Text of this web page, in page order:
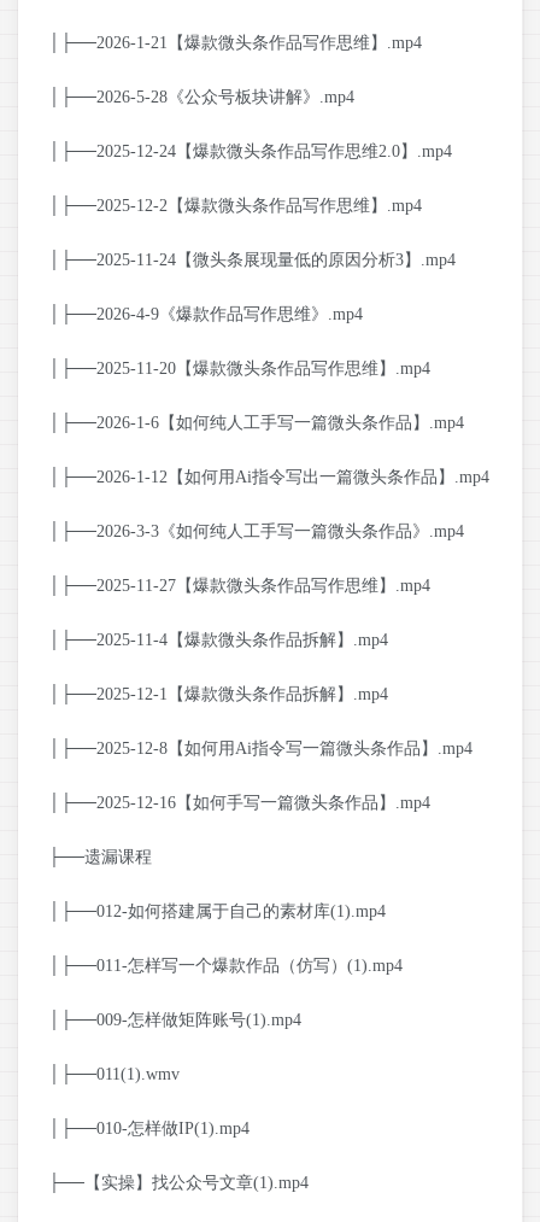
│├──2026-1-21【爆款微头条作品写作思维】.mp4
│├──2026-5-28《公众号板块讲解》.mp4
│├──2025-12-24【爆款微头条作品写作思维2.0】.mp4
│├──2025-12-2【爆款微头条作品写作思维】.mp4
│├──2025-11-24【微头条展现量低的原因分析3】.mp4
│├──2026-4-9《爆款作品写作思维》.mp4
│├──2025-11-20【爆款微头条作品写作思维】.mp4
│├──2026-1-6【如何纯人工手写一篇微头条作品】.mp4
│├──2026-1-12【如何用Ai指令写出一篇微头条作品】.mp4
│├──2026-3-3《如何纯人工手写一篇微头条作品》.mp4
│├──2025-11-27【爆款微头条作品写作思维】.mp4
│├──2025-11-4【爆款微头条作品拆解】.mp4
│├──2025-12-1【爆款微头条作品拆解】.mp4
│├──2025-12-8【如何用Ai指令写一篇微头条作品】.mp4
│├──2025-12-16【如何手写一篇微头条作品】.mp4
├──遗漏课程
│├──012-如何搭建属于自己的素材库(1).mp4
│├──011-怎样写一个爆款作品（仿写）(1).mp4
│├──009-怎样做矩阵账号(1).mp4
│├──011(1).wmv
│├──010-怎样做IP(1).mp4
├──【实操】找公众号文章(1).mp4